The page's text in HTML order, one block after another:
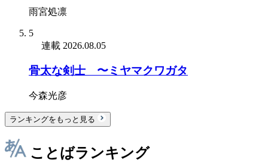
雨宮処凛
5
連載 2026.08.05
骨太な剣士 〜ミヤマクワガタ
今森光彦
ランキングをもっと見る
ことばランキング